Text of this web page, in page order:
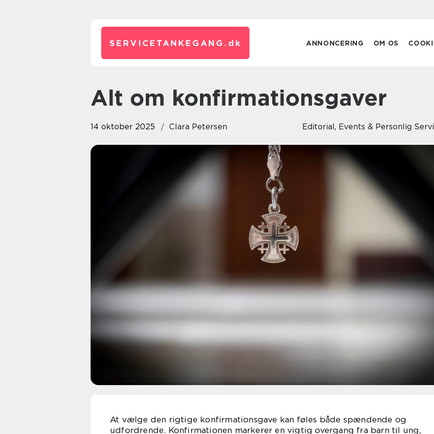
SERVICETANKEGANG. dk ANNONCERING OM OS
Alt om konfirmationsgaver
14 oktober 2025 Clara Petersen Editorial, Events & Personlig
At vælge den rigtige konfirmationsgave kan føles både spændende og
udfordrende. Konfirmationen markerer en vigtig overgang fra barn til ung,